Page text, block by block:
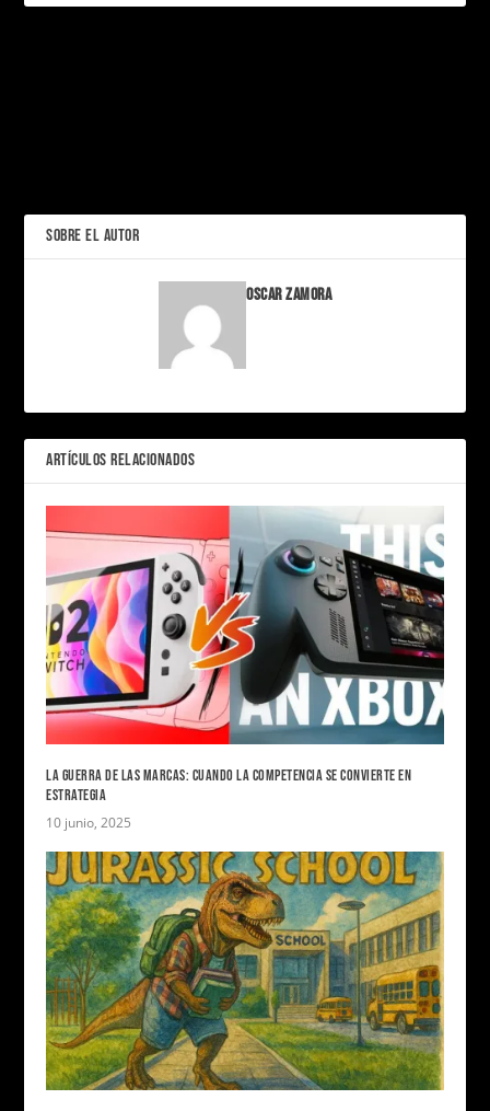
SOBRE EL AUTOR
Oscar Zamora
ARTÍCULOS RELACIONADOS
LA GUERRA DE LAS MARCAS: CUANDO LA COMPETENCIA SE CONVIERTE EN
ESTRATEGIA
10 junio, 2025